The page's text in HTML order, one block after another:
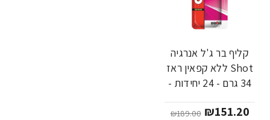
-20%
קליף בר ג'ל אנרגיה
Shot ללא קפאין ראז
34 גרם - 24 יחידות -
₪151.20
₪189.00